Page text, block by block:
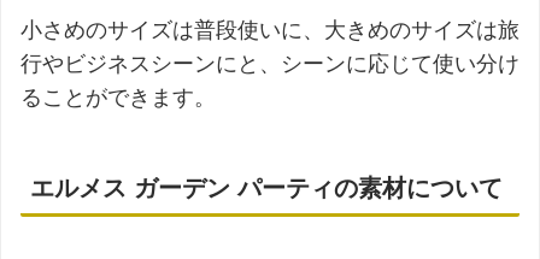
小さめのサイズは普段使いに、大きめのサイズは旅
行やビジネスシーンにと、シーンに応じて使い分け
ることができます。
エルメス ガーデン パーティの素材について